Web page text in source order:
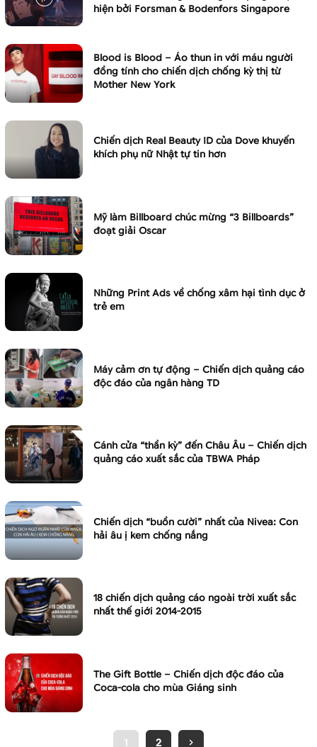
hiện bởi Forsman & Bodenfors Singapore
Blood is Blood – Áo thun in với máu người
đồng tính cho chiến dịch chống kỳ thị từ
Mother New York
Chiến dịch Real Beauty ID của Dove khuyến
khích phụ nữ Nhật tự tin hơn
Mỹ làm Billboard chúc mừng “3 Billboards”
đoạt giải Oscar
Những Print Ads về chống xâm hại tình dục ở
trẻ em
Máy cảm ơn tự động – Chiến dịch quảng cáo
độc đáo của ngân hàng TD
Cánh cửa “thần kỳ” đến Châu Âu – Chiến dịch
quảng cáo xuất sắc của TBWA Pháp
Chiến dịch “buồn cười” nhất của Nivea: Con
hải âu ị kem chống nắng
18 chiến dịch quảng cáo ngoài trời xuất sắc
nhất thế giới 2014-2015
The Gift Bottle – Chiến dịch độc đáo của
Coca-cola cho mùa Giáng sinh
1 2